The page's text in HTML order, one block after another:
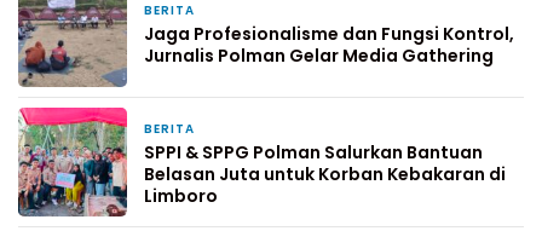
BERITA
Jaga Profesionalisme dan Fungsi Kontrol,
Jurnalis Polman Gelar Media Gathering
BERITA
SPPI & SPPG Polman Salurkan Bantuan
Belasan Juta untuk Korban Kebakaran di
Limboro